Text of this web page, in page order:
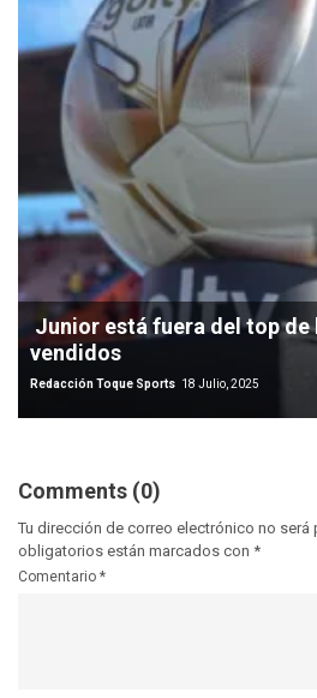
Junior está fuera del top de
vendidos
Redacción Toque Sports 18 Julio, 2025
Comments (0)
Tu dirección de correo electrónico no será
obligatorios están marcados con *
Comentario *